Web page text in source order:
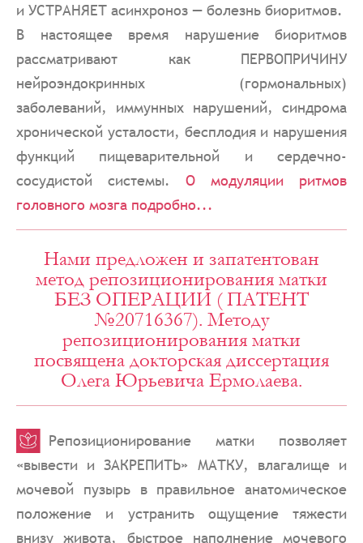
и УСТРАНЯЕТ асинхроноз — болезнь биоритмов.
В настоящее время нарушение биоритмов
рассматривают как ПЕРВОПРИЧИНУ
нейроэндокринных (гормональных)
заболеваний, иммунных нарушений, синдрома
хронической усталости, бесплодия и нарушения
функций пищеварительной и сердечно-
сосудистой системы. О модуляции ритмов
головного мозга подробно...
Нами предложен и запатентован
метод репозиционирования матки
БЕЗ ОПЕРАЦИИ ( ПАТЕНТ
№20716367). Методу
репозиционирования матки
посвящена докторская диссертация
Олега Юрьевича Ермолаева.
Репозиционирование матки позволяет
«вывести и ЗАКРЕПИТЬ» МАТКУ, влагалище и
мочевой пузырь в правильное анатомическое
положение и устранить ощущение тяжести
внизу живота, быстрое наполнение мочевого